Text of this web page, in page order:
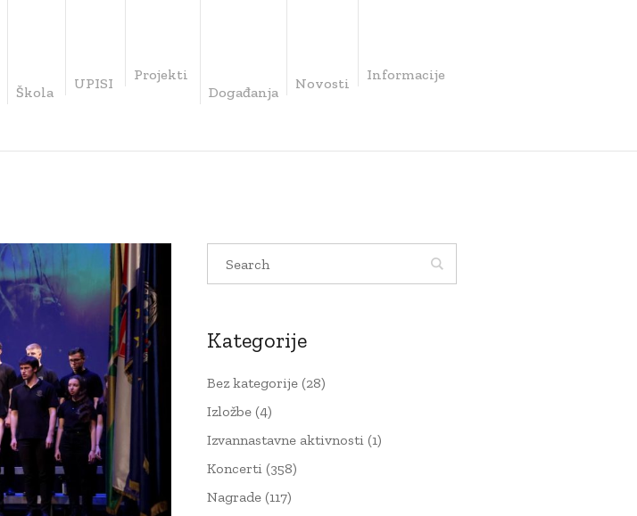
Škola
UPISI
Projekti
Događanja
Novosti
Informacije
Kategorije
Bez kategorije (28)
Izložbe (4)
Izvannastavne aktivnosti (1)
Koncerti (358)
Nagrade (117)